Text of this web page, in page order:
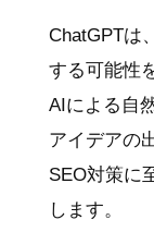
ChatGPTは
する可能性
AIによる自
アイデアの
SEO対策に
します。